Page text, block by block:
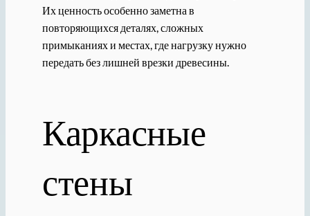
Их ценность особенно заметна в
повторяющихся деталях, сложных
примыканиях и местах, где нагрузку нужно
передать без лишней врезки древесины.
Каркасные
стены